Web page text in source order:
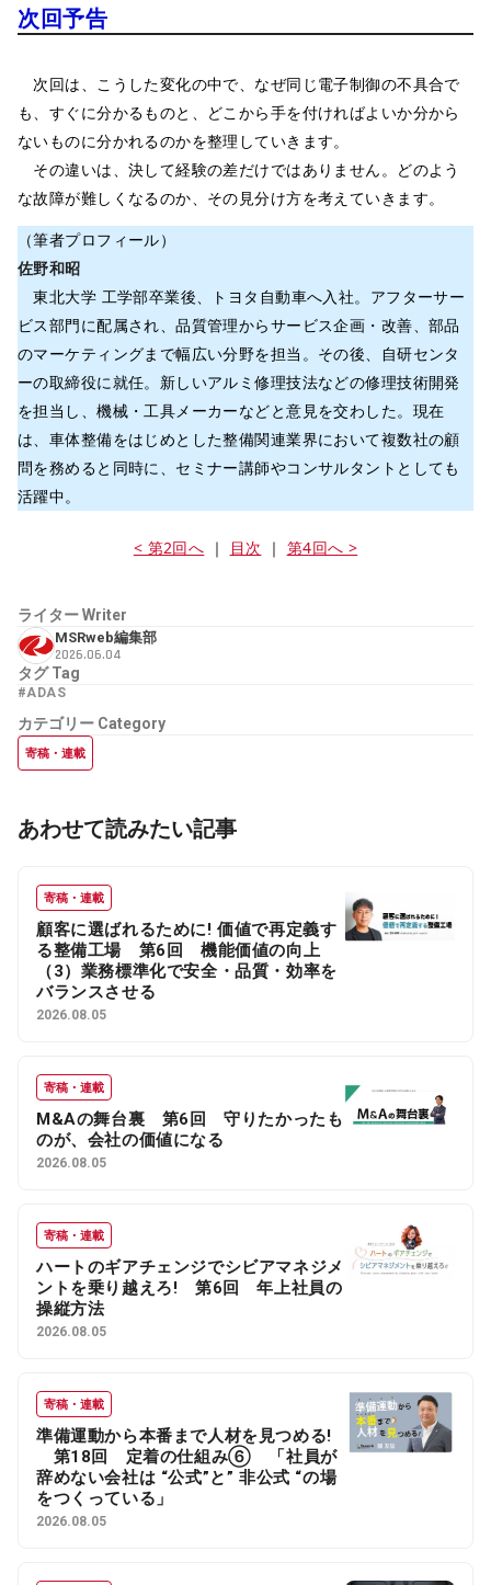
次回予告
次回は、こうした変化の中で、なぜ同じ電子制御の不具合で
も、すぐに分かるものと、どこから手を付ければよいか分から
ないものに分かれるのかを整理していきます。
その違いは、決して経験の差だけではありません。どのよう
な故障が難しくなるのか、その見分け方を考えていきます。
（筆者プロフィール）
佐野和昭
東北大学 工学部卒業後、トヨタ自動車へ入社。アフターサー
ビス部門に配属され、品質管理からサービス企画・改善、部品
のマーケティングまで幅広い分野を担当。その後、自研センタ
ーの取締役に就任。新しいアルミ修理技法などの修理技術開発
を担当し、機械・工具メーカーなどと意見を交わした。現在
は、車体整備をはじめとした整備関連業界において複数社の顧
問を務めると同時に、セミナー講師やコンサルタントとしても
活躍中。
< 第2回へ ｜ 目次 ｜ 第4回へ >
ライターWriter
MSRweb編集部
2026.06.04
タグTag
#ADAS
カテゴリー Category
寄稿・連載
あわせて読みたい記事
寄稿・連載
顧客に選ばれるために! 価値で再定義す
る整備工場 第6回 機能価値の向上
（3）業務標準化で安全・品質・効率を
バランスさせる
2026.08.05
寄稿・連載
M&Aの舞台裏 第6回 守りたかったも
のが、会社の価値になる
2026.08.05
寄稿・連載
ハートのギアチェンジでシビアマネジメ
ントを乗り越えろ! 第6回 年上社員の
操縦方法
2026.08.05
寄稿・連載
準備運動から本番まで人材を見つめる!
第18回 定着の仕組み⑥ 「社員が
辞めない会社は “公式”と” 非公式 “の場
をつくっている」
2026.08.05